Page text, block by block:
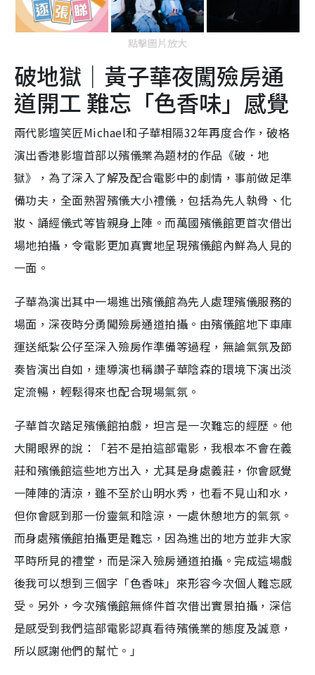
點擊圖片放大
破地獄｜黃子華夜闖殮房通
道開工 難忘「色香味」感覺
兩代影壇笑匠Michael和子華相隔32年再度合作，破格
演出香港影壇首部以殯儀業為題材的作品《破．地
獄》，為了深入了解及配合電影中的劇情，事前做足準
備功夫，全面熟習殯儀大小禮儀，包括為先人執骨、化
妝、誦經儀式等皆親身上陣。而萬國殯儀館更首次借出
場地拍攝，令電影更加真實地呈現殯儀館內鮮為人見的
一面。
子華為演出其中一場進出殯儀館為先人處理殯儀服務的
場面，深夜時分勇闖殮房通道拍攝。由殯儀館地下車庫
運送紙紮公仔至深入殮房作準備等過程，無論氣氛及節
奏皆演出自如，連導演也稱讚子華陰森的環境下演出淡
定流暢，輕鬆得來也配合現場氣氛。
子華首次踏足殯儀館拍戲，坦言是一次難忘的經歷。他
大開眼界的說：「若不是拍這部電影，我根本不會在義
莊和殯儀館這些地方出入，尤其是身處義莊，你會感覺
一陣陣的清涼，雖不至於山明水秀，也看不見山和水，
但你會感到那一份靈氣和陰涼，一處休憩地方的氣氛。
而身處殯儀館拍攝更是難忘，因為進出的地方並非大家
平時所見的禮堂，而是深入殮房通道拍攝。完成這場戲
後我可以想到三個字「色香味」來形容今次個人難忘感
受。另外，今次殯儀館無條件首次借出實景拍攝，深信
是感受到我們這部電影認真看待殯儀業的態度及誠意，
所以感謝他們的幫忙。」